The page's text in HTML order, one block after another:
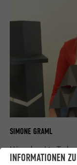
INFORMATIONEN
SIMONE GRAML
Hängeleuchte